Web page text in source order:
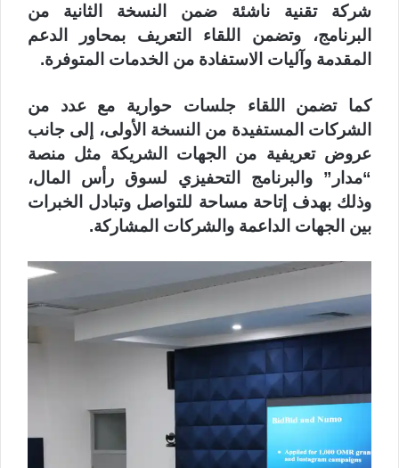
شركة تقنية ناشئة ضمن النسخة الثانية من
البرنامج، وتضمن اللقاء التعريف بمحاور الدعم
المقدمة وآليات الاستفادة من الخدمات المتوفرة.
كما تضمن اللقاء جلسات حوارية مع عدد من
الشركات المستفيدة من النسخة الأولى، إلى جانب
عروض تعريفية من الجهات الشريكة مثل منصة
“مدار” والبرنامج التحفيزي لسوق رأس المال،
وذلك بهدف إتاحة مساحة للتواصل وتبادل الخبرات
بين الجهات الداعمة والشركات المشاركة.